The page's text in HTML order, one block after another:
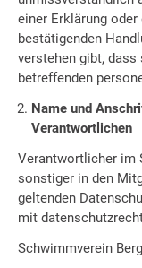
einer Erklärung
bestätigenden
verstehen gibt,
betreffenden
Name und
Verantwortlichen
Verantwortlicher im
sonstiger in den
geltenden
mit
Schwimmverein